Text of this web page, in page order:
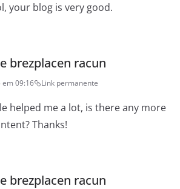
your blog is very good.
brezplacen racun
09:16 Link permanente
helped me a lot, is there any more
Thanks!
brezplacen racun